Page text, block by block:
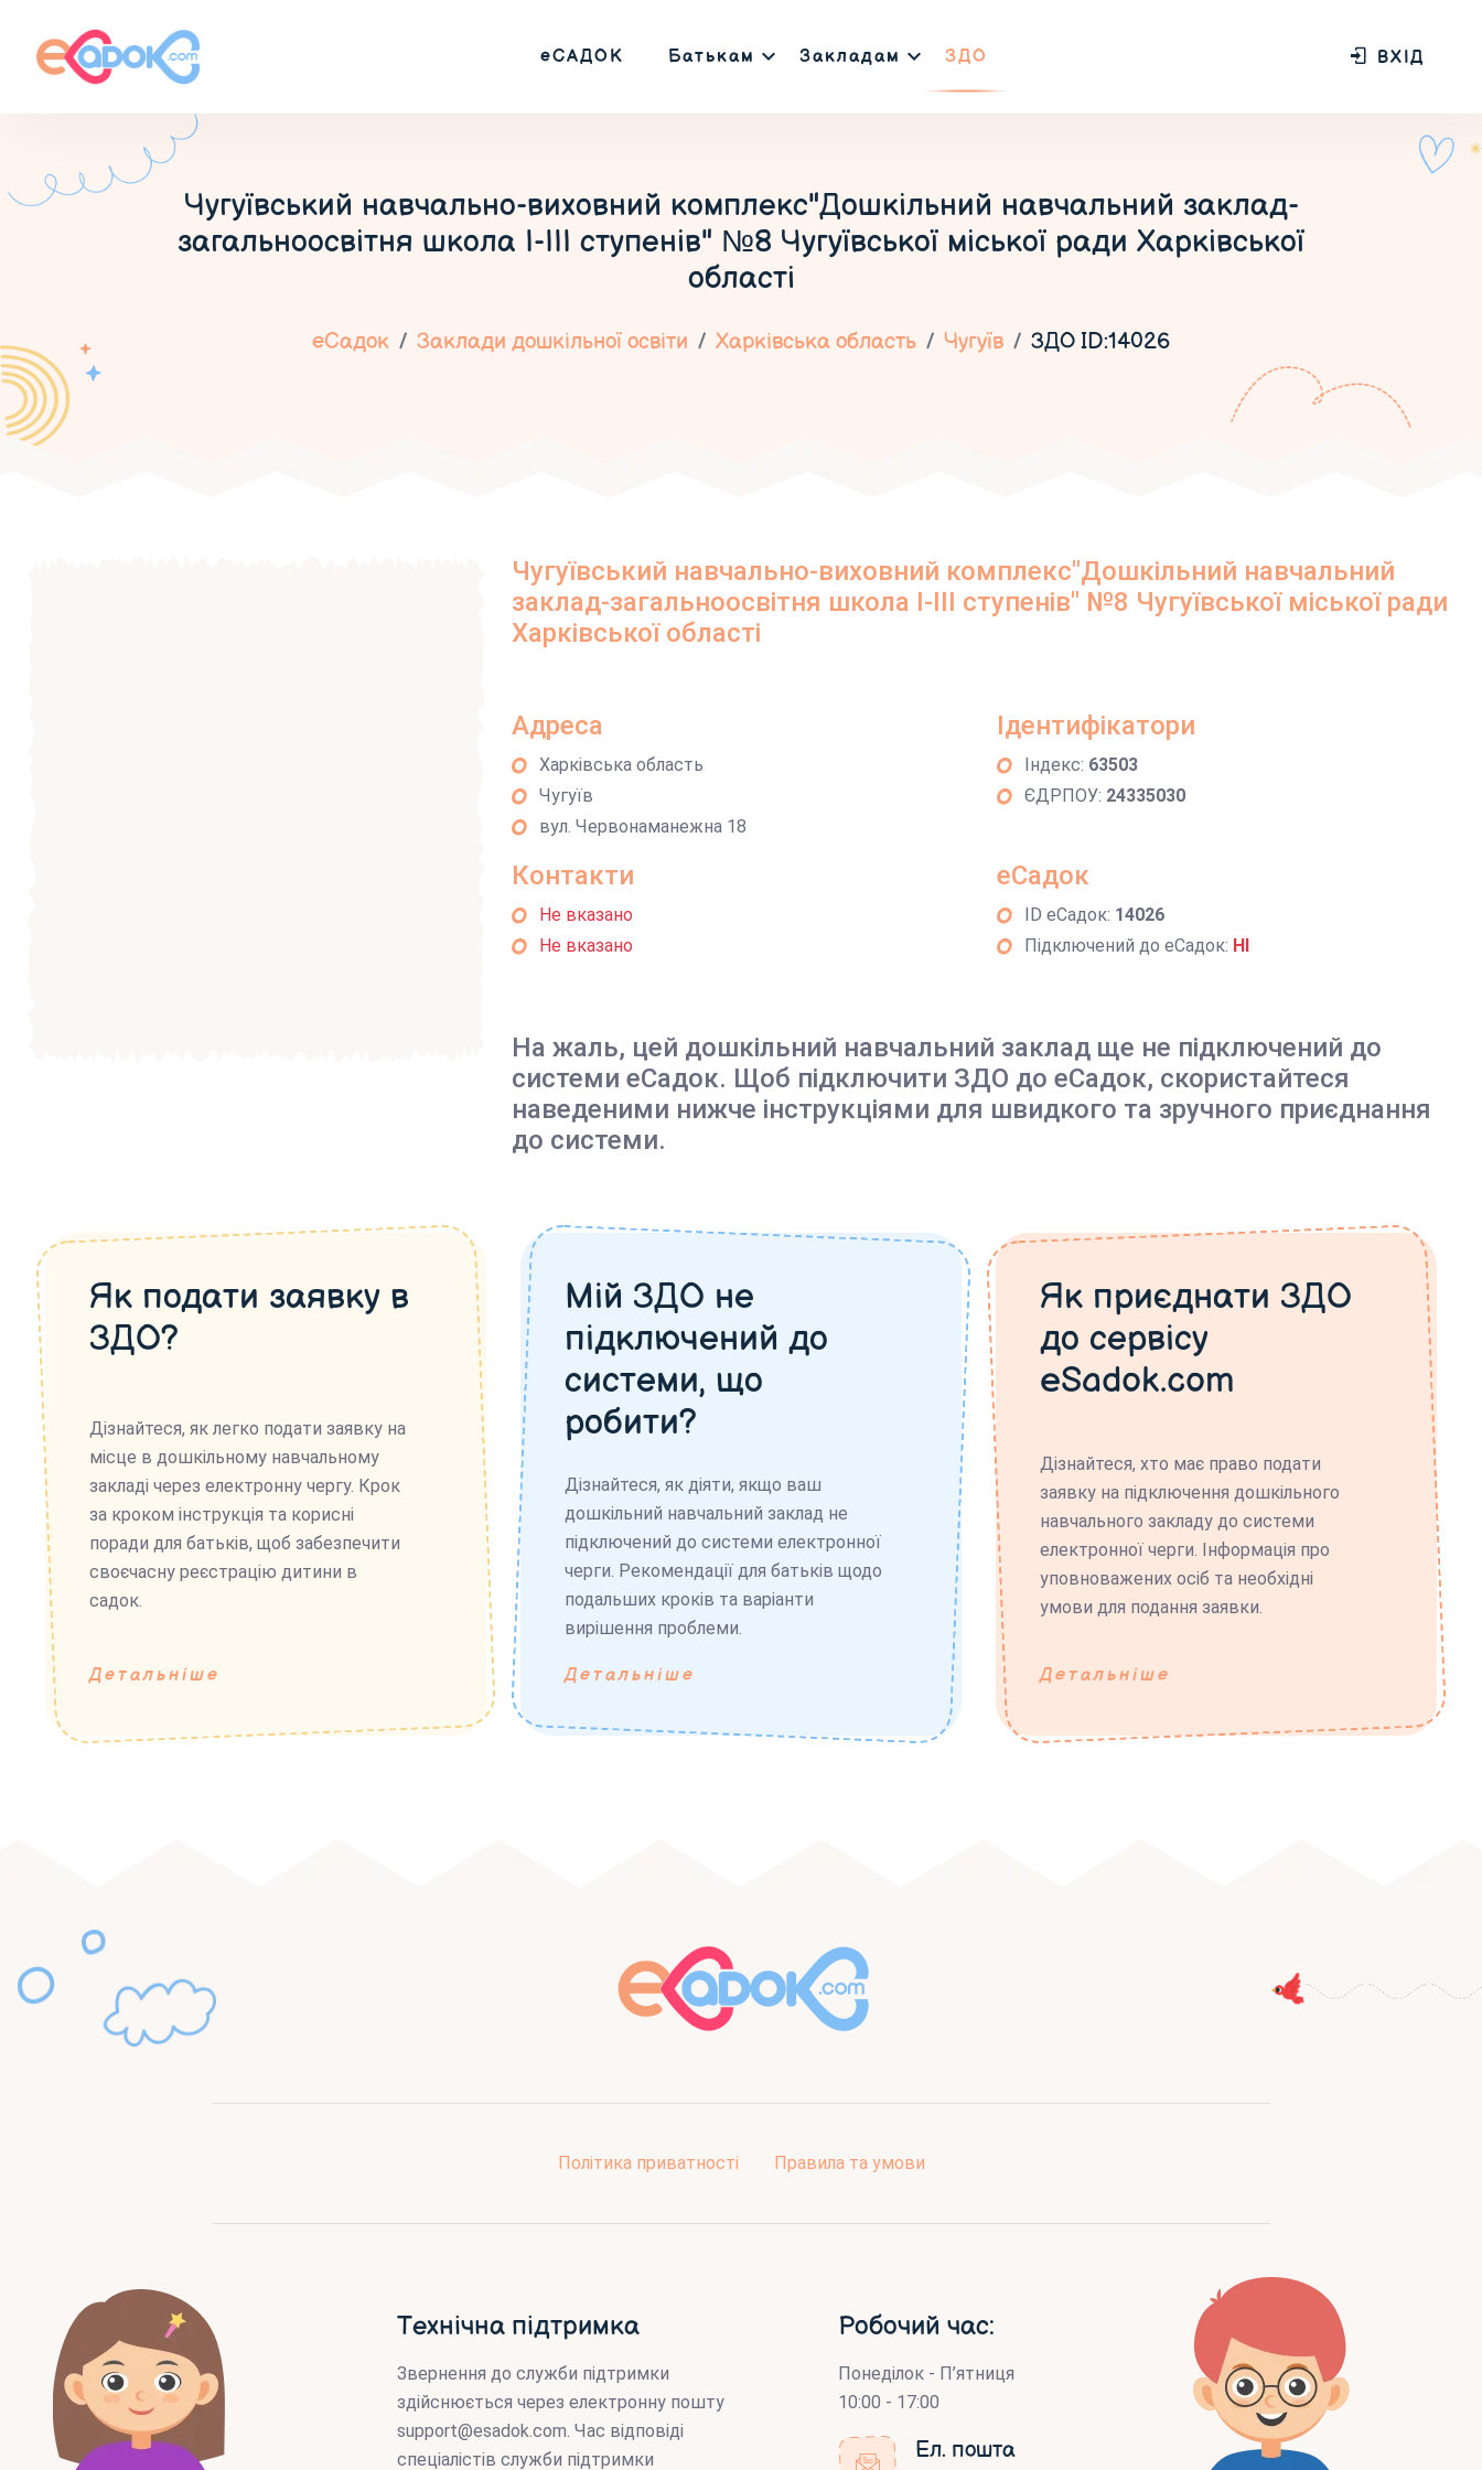
еСАДОК Батькам Закладам ЗДО ВХІД
Чугуївський навчально-виховний комплекс"Дошкільний навчальний заклад-
загальноосвітня школа І-ІІІ ступенів" №8 Чугуївської міської ради Харківської
області
еСадок Заклади дошкільної освіти Харківська область Чугуїв ЗДО ID:14026
Чугуївський навчально-виховний комплекс"Дошкільний навчальний
заклад-загальноосвітня школа І-ІІІ ступенів" №8 Чугуївської міської ради
Харківської області
Адреса
Харківська область
Чугуїв
вул. Червонаманежна 18
Ідентифікатори
Індекс: 63503
ЄДРПОУ: 24335030
Контакти
Не вказано
Не вказано
еСадок
ID еСадок: 14026
Підключений до еСадок: НІ
На жаль, цей дошкільний навчальний заклад ще не підключений до
системи еСадок. Щоб підключити ЗДО до еСадок, скористайтеся
наведеними нижче інструкціями для швидкого та зручного приєднання
до системи.
Як подати заявку в
ЗДО?
Дізнайтеся, як легко подати заявку на
місце в дошкільному навчальному
закладі через електронну чергу. Крок
за кроком інструкція та корисні
поради для батьків, щоб забезпечити
своєчасну реєстрацію дитини в
садок.
Детальніше
Мій ЗДО не
підключений до
системи, що
робити?
Дізнайтеся, як діяти, якщо ваш
дошкільний навчальний заклад не
підключений до системи електронної
черги. Рекомендації для батьків щодо
подальших кроків та варіанти
вирішення проблеми.
Детальніше
Як приєднати ЗДО
до сервісу
eSadok.com
Дізнайтеся, хто має право подати
заявку на підключення дошкільного
навчального закладу до системи
електронної черги. Інформація про
уповноважених осіб та необхідні
умови для подання заявки.
Детальніше
Політика приватності Правила та умови
Технічна підтримка
Звернення до служби підтримки
здійснюється через електронну пошту
support@esadok.com. Час відповіді
спеціалістів служби підтримки
Робочий час:
Понеділок - П’ятниця
10:00 - 17:00
Ел. пошта